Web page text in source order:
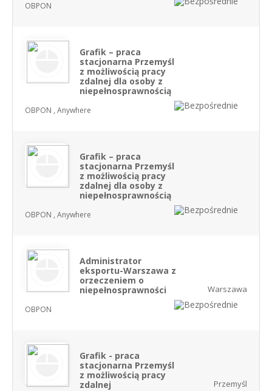
OBPON
Grafik – praca
stacjonarna Przemyśl
z możliwością pracy
zdalnej dla osoby z
niepełnosprawnością
OBPON , Anywhere
Grafik – praca
stacjonarna Przemyśl
z możliwością pracy
zdalnej dla osoby z
niepełnosprawnością
OBPON , Anywhere
Administrator
eksportu-Warszawa z
orzeczeniem o
niepełnosprawności
OBPON
Warszawa
Grafik - praca
stacjonarna Przemyśl
z możliwością pracy
zdalnej
Przemyśl